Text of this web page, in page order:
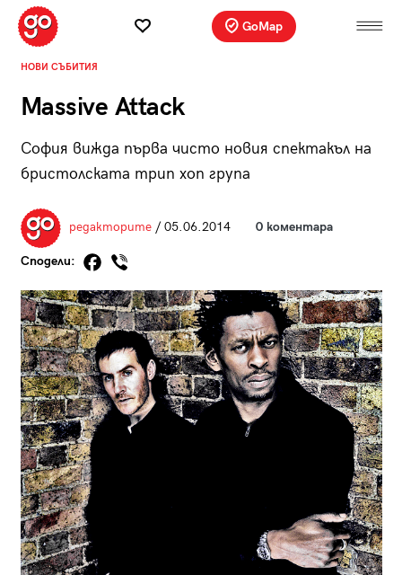
GoMap
НОВИ СЪБИТИЯ
Massive Attack
София вижда първа чисто новия спектакъл на
бристолската трип хоп група
редакторите/ 05.06.2014 0 коментара
Сподели: